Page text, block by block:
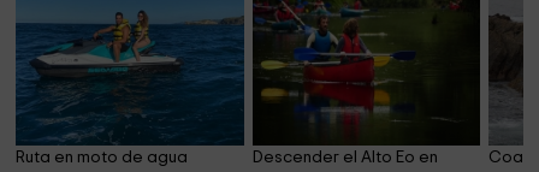
Ruta en moto de agua
Descender el Alto Eo en